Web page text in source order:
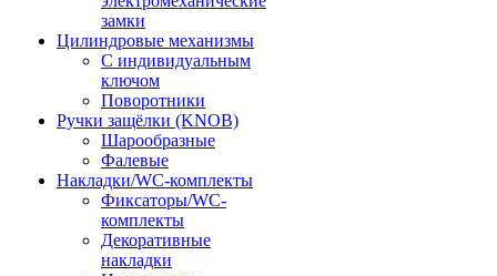
замки
Цилиндровые механизмы
С индивидуальным
ключом
Поворотники
Ручки защёлки (KNOB)
Шарообразные
Фалевые
Накладки/WC-комплекты
Фиксаторы/WC-
комплекты
Декоративные
накладки